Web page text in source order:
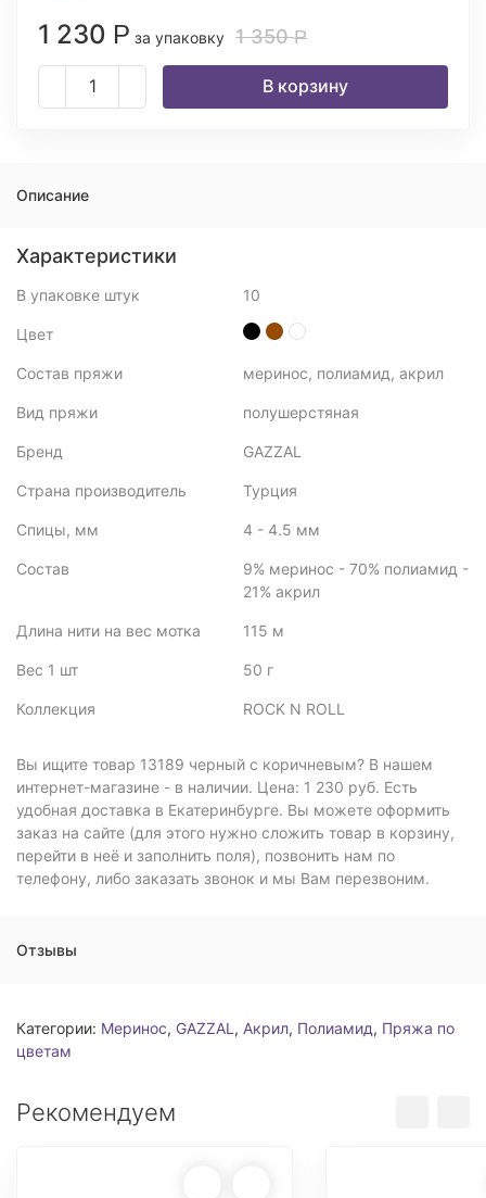
1 230 Р за упаковку 1 350Р
В корзину
Описание
Характеристики
В упаковке штук 10
Цвет
Состав пряжи меринос, полиамид, акрил
Вид пряжи полушерстяная
Бренд GAZZAL
Страна производитель Турция
Спицы, мм 4 - 4.5 мм
Состав
9% меринос - 70% полиамид -
21% акрил
Длина нити на вес мотка 115 м
Вес 1 шт 50 г
Коллекция ROCK N ROLL
Вы ищите товар 13189 черный с коричневым? В нашем
интернет-магазине - в наличии. Цена: 1 230 руб. Есть
удобная доставка в Екатеринбурге. Вы можете оформить
заказ на сайте (для этого нужно сложить товар в корзину,
перейти в неё и заполнить поля), позвонить нам по
телефону, либо заказать звонок и мы Вам перезвоним.
Отзывы
Категории: Меринос, GAZZAL , Акрил, Полиамид, Пряжа по
цветам
Рекомендуем